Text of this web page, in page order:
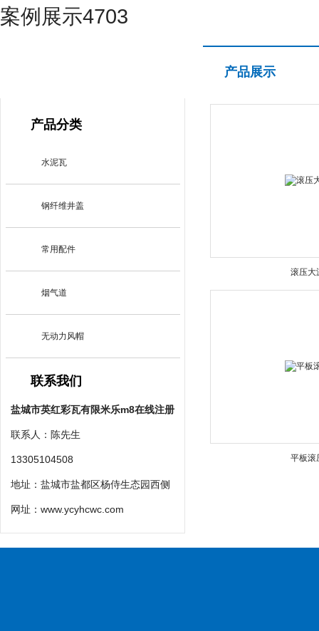
案例展示4703
产品分类
水泥瓦
钢纤维井盖
常用配件
烟气道
无动力风帽
联系我们
盐城市英红彩瓦有限米乐m8在线注册
联系人：陈先生
13305104508
地址：盐城市盐都区杨侍生态园西侧
网址： www.ycyhcwc.com
产品展示
滚压大
平板滚